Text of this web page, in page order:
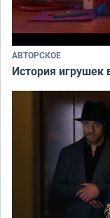
АВТОРСКОЕ
История игрушек